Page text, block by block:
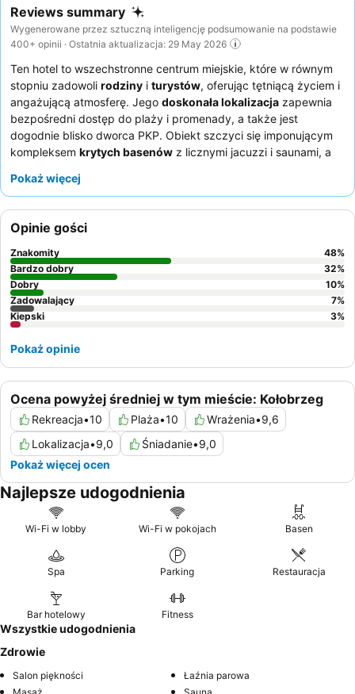
Reviews summary
Wygenerowane przez sztuczną inteligencję podsumowanie na podstawie
400+ opinii · Ostatnia aktualizacja: 29 May 2026
Ten hotel to wszechstronne centrum miejskie, które w równym
stopniu zadowoli rodziny i turystów, oferując tętniącą życiem i
angażującą atmosferę. Jego doskonała lokalizacja zapewnia
bezpośredni dostęp do plaży i promenady, a także jest
dogodnie blisko dworca PKP. Obiekt szczyci się imponującym
kompleksem krytych basenów z licznymi jacuzzi i saunami, a
konsekwentnie chwalą
naprawdę niezapomniane wrażenia, warto odwiedzić
na 8. piętrze, skąd roztaczają się panoramiczne widoki i
serwowane są pyszne dania.
Pokaż więcej
Ocena powyżej średniej w tym mieście: Kołobrzeg
Rekreacja•10 Plaża•10 Wrażenia•9,6
Lokalizacja•9,0 Śniadanie•9,0
Pokaż więcej ocen
Opinie gości
Znakomity 48%
Bardzo dobry
32%
Dobry
10%
Zadowalający
7%
Kiepski
3%
Pokaż opinie
Najlepsze udogodnienia
Wi-Fi w lobby Wi-Fi w pokojach Basen
Spa Parking Restauracja
Bar hotelowy Fitness
Wszystkie udogodnienia
Zdrowie
Salon piękności
Łaźnia parowa